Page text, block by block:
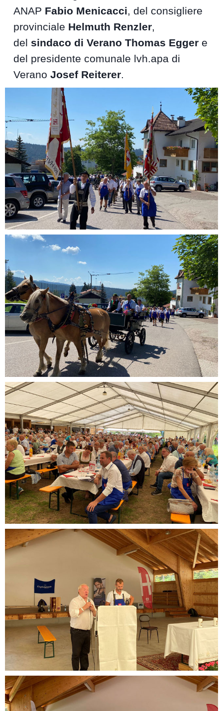
ANAP Fabio Menicacci, del consigliere
provinciale Helmuth Renzler,
del sindaco di Verano Thomas Egger e
del presidente comunale lvh.apa di
VeranoJosef Reiterer.